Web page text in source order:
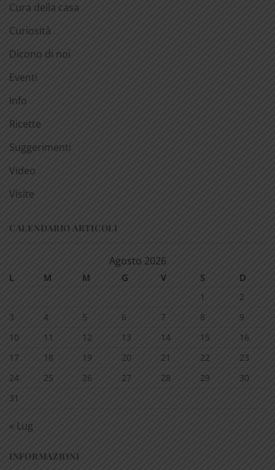
Cura della casa
Curiosità
Dicono di noi
Eventi
Info
Ricette
Suggerimenti
Video
Visite
CALENDARIO ARTICOLI
Agosto 2026
L M M G V S
D
1
2
3
4 5 6 7 8
9
10
11 12 13 14 15
16
17
18 19 20 21 22
23
24
25 26 27 28 29
30
31
« Lug
INFORMAZIONI